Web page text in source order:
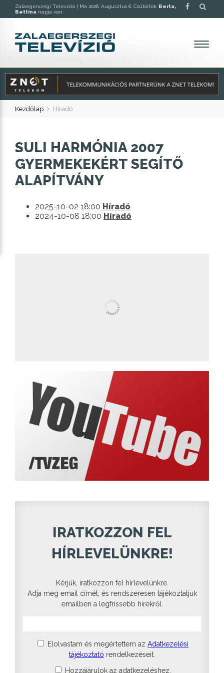
Zalaegerszegi Televízió | Ma 2026. Augusztus 6. Csütörtök, Berta,
Bettina napja van.
Kezdőlap Híradó
SULI HARMÓNIA 2007
GYERMEKEKÉRT SEGÍTŐ
ALAPÍTVÁNY
2025-10-02 18:00 Híradó
2024-10-08 18:00 Híradó
IRATKOZZON FEL
HÍRLEVELÜNKRE!
Kérjük, iratkozzon fel hírlevelünkre.
Adja meg email címét, és rendszeresen tájékoztatjuk
emailben a legfrissebb hírekről.
Elolvastam és megértettem az Adatkezelési
tájékoztató rendelkezéseit.
Hozzájárulok az adatkezeléshez.